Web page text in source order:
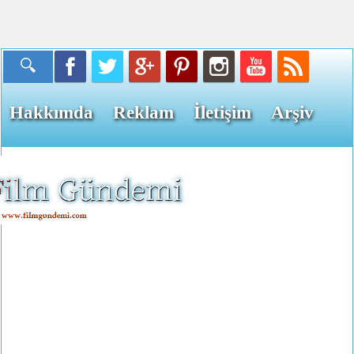
Hakkımda Reklam İletişim Arşiv